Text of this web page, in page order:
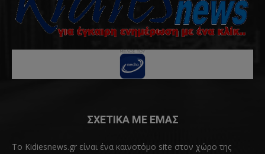
ΣΧΕΤΙΚΑ ΜΕ ΕΜΑΣ
Το Kidiesnews.gr είναι ένα καινοτόμο site στον χώρο της